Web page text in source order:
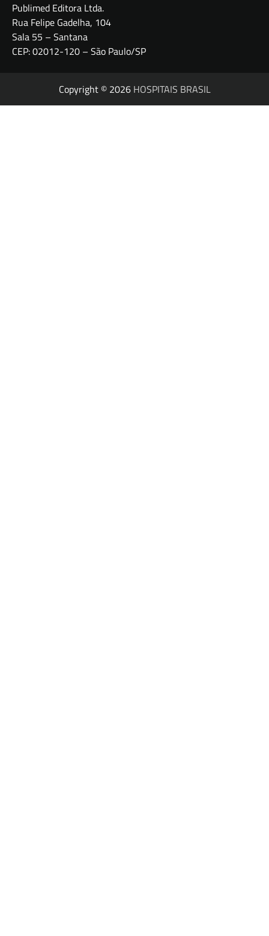
Publimed Editora Ltda.
Rua Felipe Gadelha, 104
Sala 55 – Santana
CEP: 02012-120 – São Paulo/SP
Copyright © 2026 HOSPITAIS BRASIL